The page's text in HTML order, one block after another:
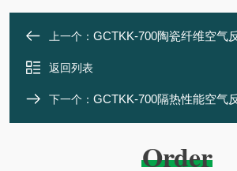
上一个： GCTKK-700陶瓷纤维空气
返回列表
下一个： GCTKK-700隔热性能空气
Order